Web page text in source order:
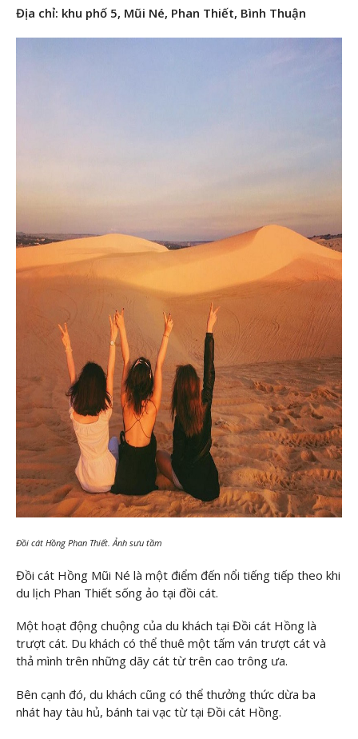
Địa chỉ: khu phố 5, Mũi Né, Phan Thiết, Bình Thuận
Đồi cát Hồng Phan Thiết. Ảnh sưu tầm
Đồi cát Hồng Mũi Né là một điểm đến nổi tiếng tiếp theo khi
du lịch Phan Thiết sống ảo tại đồi cát.
Một hoạt động chuộng của du khách tại Đồi cát Hồng là
trượt cát. Du khách có thể thuê một tấm ván trượt cát và
thả mình trên những dãy cát từ trên cao trông ưa.
Bên cạnh đó, du khách cũng có thể thưởng thức dừa ba
nhát hay tàu hủ, bánh tai vạc từ tại Đồi cát Hồng.